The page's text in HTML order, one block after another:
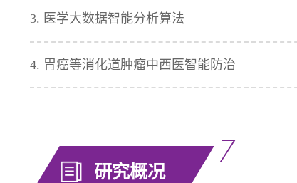
3. 医学大数据智能分析算法
4. 胃癌等消化道肿瘤中西医智能防治
研究概况